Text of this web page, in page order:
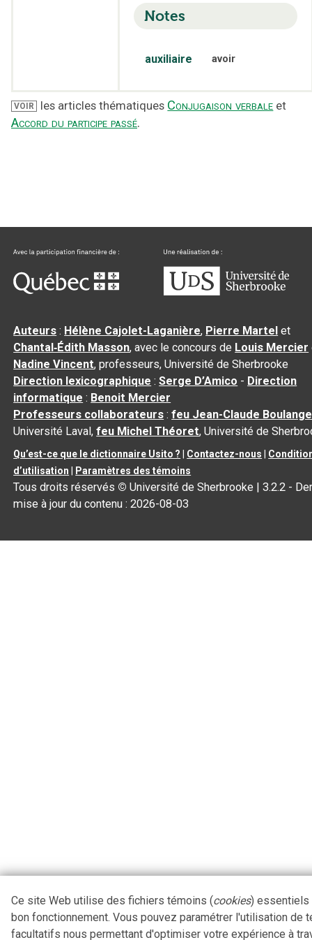
Notes
auxiliaire avoir
VOIR les articles thématiques Conjugaison verbale et
Accord du participe passé.
Auteurs : Hélène Cajolet-Laganière, Pierre Martel et
Chantal‑Édith Masson, avec le concours de Louis Mercier
Nadine Vincent, professeurs, Université de Sherbrooke
Direction lexicographique :Serge D’Amico - Direction
informatique : Benoit Mercier
Professeurs collaborateurs :feu Jean-Claude
Université Laval,feu Michel Théoret, Université de
Qu’est-ce que le dictionnaire Usito ? Contactez-nous
d’utilisation
Paramètres des témoins
Tous droits réservés © Université de Sherbrooke |3.2.2 -
mise à jour du contenu :2026-08-03
Ce site Web utilise des fichiers témoins (cookies) essentiels
bon fonctionnement. Vous pouvez paramétrer l'utilisation de
facultatifs nous permettant d'optimiser votre expérience à